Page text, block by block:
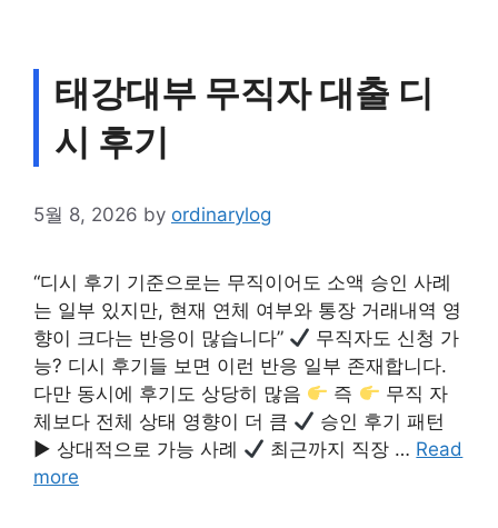
태강대부 무직자 대출 디
시 후기
5월 8, 2026 by ordinarylog
“디시 후기 기준으로는 무직이어도 소액 승인 사례
는 일부 있지만, 현재 연체 여부와 통장 거래내역 영
향이 크다는 반응이 많습니다”
무직자도 신청 가
능? 디시 후기들 보면 이런 반응 일부 존재합니다.
다만 동시에 후기도 상당히 많음
즉
무직 자
체보다 전체 상태 영향이 더 큼
승인 후기 패턴
▶ 상대적으로 가능 사례
최근까지 직장 … Read
more